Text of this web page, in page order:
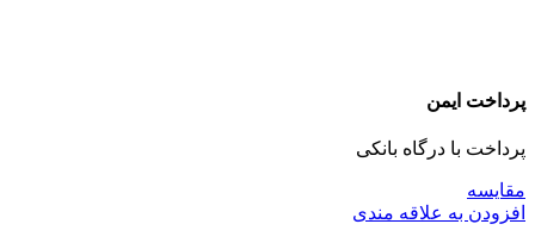
پرداخت ایمن
پرداخت با درگاه بانکی
مقايسه
افزودن به علاقه مندی